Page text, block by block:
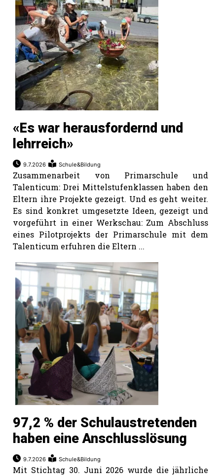
«Es war herausfordernd und
lehrreich»
9.7.2026 Schule&Bildung
Zusammenarbeit von Primarschule und
Talenticum: Drei Mittelstufenklassen haben den
Eltern ihre Projekte gezeigt. Und es geht weiter.
Es sind konkret umgesetzte Ideen, gezeigt und
vorgeführt in einer Werkschau: Zum Abschluss
eines Pilotprojekts der Primarschule mit dem
Talenticum erfuhren die Eltern ...
97,2 % der Schulaustretenden
haben eine Anschlusslösung
9.7.2026 Schule&Bildung
Mit Stichtag 30. Juni 2026 wurde die jährliche